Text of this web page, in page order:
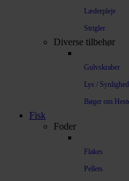
Læderpleje
Strigler
Diverse tilbehør
Gulvskraber
Lys / Synlighed
Bøger om
Fisk
Foder
Flakes
Pellets